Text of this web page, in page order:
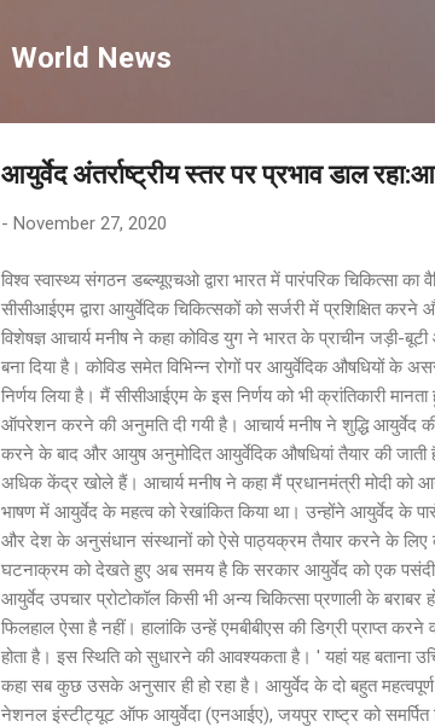
World News
आयुर्वेद अंतर्राष्ट्रीय स्तर पर प्रभाव डाल
- November 27, 2020
विश्व स्वास्थ्य संगठन डब्ल्यूएचओ द्वारा भारत में पारंपरिक
सीसीआईएम द्वारा आयुर्वेदिक चिकित्सकों को सर्जरी में
विशेषज्ञ आचार्य मनीष ने कहा कोविड युग ने भारत के प्राचीन जड़ी-
बना दिया है। कोविड समेत विभिन्न रोगों पर आयुर्वेदिक औषधियों
निर्णय लिया है। मैं सीसीआईएम के इस निर्णय को भी क्रांतिकारी
ऑपरेशन करने की अनुमति दी गयी है। आचार्य मनीष ने शुद्धि आयुर्वेद
करने के बाद और आयुष अनुमोदित आयुर्वेदिक औषधियां तैयार की जाती
अधिक केंद्र खोले हैं। आचार्य मनीष ने कहा मैं प्रधानमंत्री मोदी को
भाषण में आयुर्वेद के महत्व को रेखांकित किया था। उन्होंने आयुर्वेद के
और देश के अनुसंधान संस्थानों को ऐसे पाठ्यक्रम तैयार करने के लिए
घटनाक्रम को देखते हुए अब समय है कि सरकार आयुर्वेद को एक
आयुर्वेद उपचार प्रोटोकॉल किसी भी अन्य चिकित्सा प्रणाली के बराबर
फिलहाल ऐसा है नहीं। हालांकि उन्हें एमबीबीएस की डिग्री प्राप्त
होता है। इस स्थिति को सुधारने की आवश्यकता है। ' यहां यह बताना
कहा सब कुछ उसके अनुसार ही हो रहा है। आयुर्वेद के दो बहुत
नेशनल इंस्टीट्यूट ऑफ आयुर्वेदा (एनआईए), जयपुर राष्ट्र को